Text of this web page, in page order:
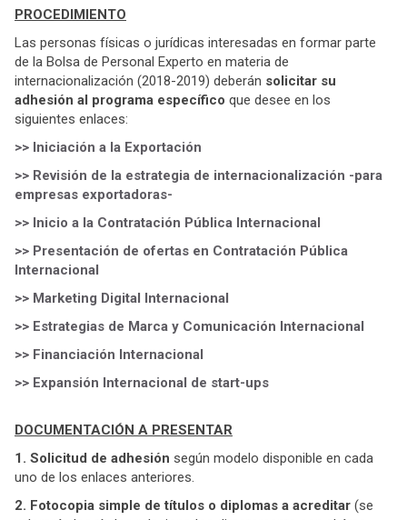
PROCEDIMIENTO
Las personas físicas o jurídicas interesadas en formar parte
de la Bolsa de Personal Experto en materia de
internacionalización (2018-2019) deberán solicitar su
adhesión al programa específico que desee en los
siguientes enlaces:
>> Iniciación a la Exportación
>> Revisión de la estrategia de internacionalización -para
empresas exportadoras-
>> Inicio a la Contratación Pública Internacional
>> Presentación de ofertas en Contratación Pública
Internacional
>> Marketing Digital Internacional
>> Estrategias de Marca y Comunicación Internacional
>> Financiación Internacional
>> Expansión Internacional de start-ups
DOCUMENTACIÓN A PRESENTAR
1. Solicitud de adhesión según modelo disponible en cada
uno de los enlaces anteriores.
2. Fotocopia simple de títulos o diplomas a acreditar (se